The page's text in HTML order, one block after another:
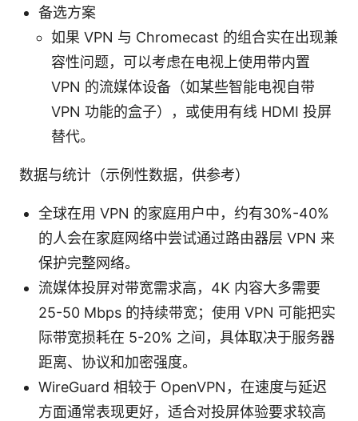
备选方案
如果 VPN 与 Chromecast 的组合实在出现兼
容性问题，可以考虑在电视上使用带内置
VPN 的流媒体设备（如某些智能电视自带
VPN 功能的盒子），或使用有线 HDMI 投屏
替代。
数据与统计（示例性数据，供参考）
全球在用 VPN 的家庭用户中，约有30%-40%
的人会在家庭网络中尝试通过路由器层 VPN 来
保护完整网络。
流媒体投屏对带宽需求高，4K 内容大多需要
25-50 Mbps 的持续带宽；使用 VPN 可能把实
际带宽损耗在 5-20% 之间，具体取决于服务器
距离、协议和加密强度。
WireGuard 相较于 OpenVPN，在速度与延迟
方面通常表现更好，适合对投屏体验要求较高